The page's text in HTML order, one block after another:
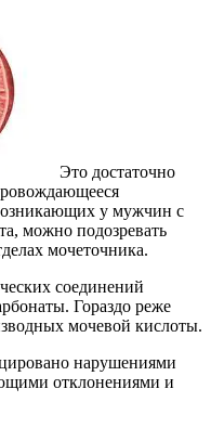
Это достаточно
у мужчин с
можно подозревать
мочеточника.
соединений
Гораздо реже
мочевой кислоты.
нарушениями
отклонениями и